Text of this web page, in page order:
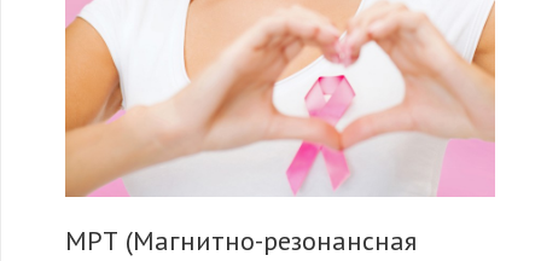
МРТ (Магнитно-резонансная